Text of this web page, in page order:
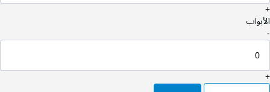
+
الأبواب
-
+